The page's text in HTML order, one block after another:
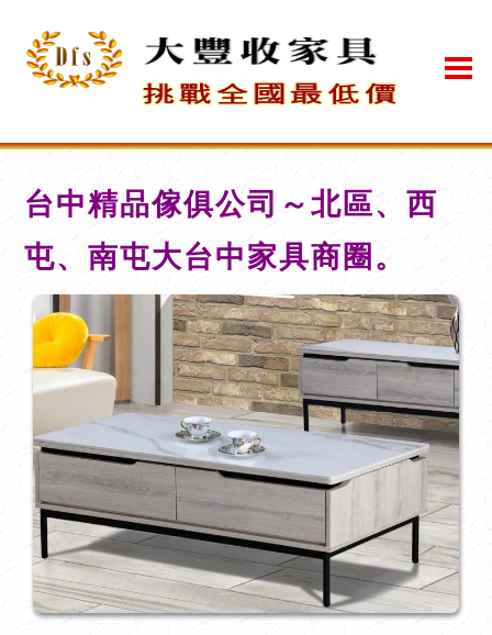
台中精品傢俱公司～北區、西
屯、南屯大台中家具商圈。